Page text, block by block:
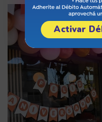
Activar